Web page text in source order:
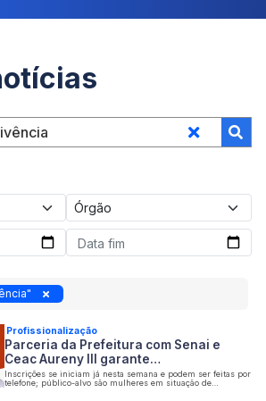
Profissionalização
Parceria da Prefeitura com Senai e
Ceac Aureny III garante…
Inscrições se iniciam já nesta semana e podem ser feitas por
telefone; público-alvo são mulheres em situação de